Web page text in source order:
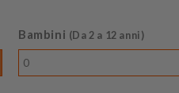
Bambini (Da 2 a 12 anni)
0